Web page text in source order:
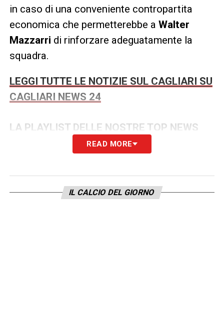
in caso di una conveniente contropartita
economica che permetterebbe a Walter
Mazzarri di rinforzare adeguatamente la
squadra.
LEGGI TUTTE LE NOTIZIE SUL CAGLIARI SU
CAGLIARI NEWS 24
LA PLAYLIST DELLE NOSTRE TOP NEWS
READ MORE
IL CALCIO DEL GIORNO